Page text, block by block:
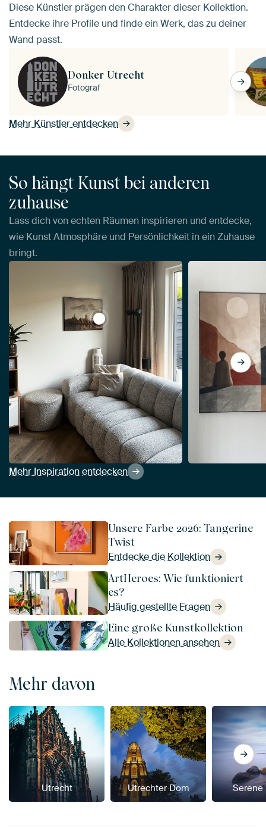
Diese Künstler prägen den Charakter dieser Kollektion.
Entdecke ihre Profile und finde ein Werk, das zu deiner
Wand passt.
Mehr Künstler entdecken
Donker Utrecht
Fotograf
So hängt Kunst bei anderen
zuhause
Lass dich von echten Räumen inspirieren und entdecke,
wie Kunst Atmosphäre und Persönlichkeit in ein Zuhause
bringt.
Mehr Inspiration entdecken
View Ansicht von Dordrecht bei
Unsere Farbe 2026: Tangerine
Twist
Entdecke die Kollektion
ArtHeroes: Wie funktioniert
es?
Häufig gestellte Fragen
Eine große Kunstkollektion
Alle Kollektionen ansehen
Mehr davon
Utrecht Utrechter Dom Serene